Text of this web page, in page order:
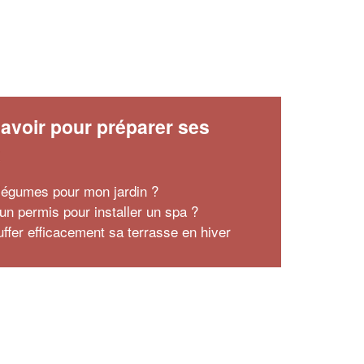
pour préparer ses
pour mon jardin ?
permis pour installer un spa ?
efficacement sa terrasse en hiver